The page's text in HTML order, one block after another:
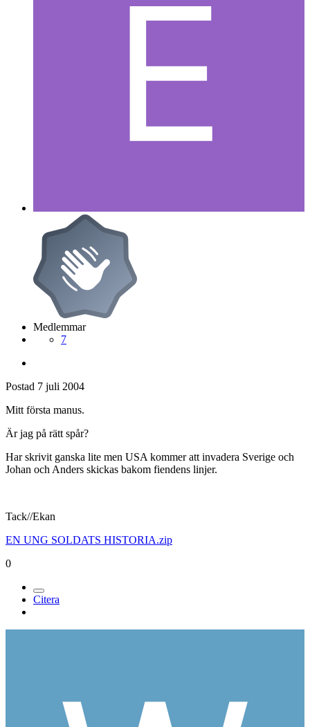
Medlemmar
7
Postad 7 juli 2004
Mitt första manus.
Är jag på rätt spår?
Har skrivit ganska lite men USA kommer att invadera Sverige och
Johan och Anders skickas bakom fiendens linjer.
Tack//Ekan
EN UNG SOLDATS HISTORIA.zip
0
Citera